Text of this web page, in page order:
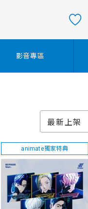
影音專區
animate獨家特典